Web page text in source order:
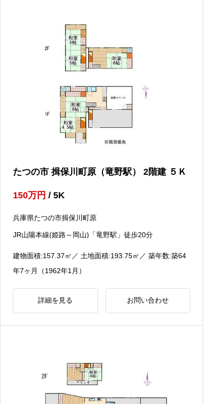
たつの市 揖保川町原（竜野駅） 2階建 ５Ｋ
150万円 / 5K
兵庫県たつの市揖保川町原
JR山陽本線(姫路～岡山)「竜野駅」徒歩20分
建物面積:157.37㎡ ／ 土地面積:193.75㎡ ／ 築年数:築64
年7ヶ月（1962年1月）
詳細を見る お問い合わせ